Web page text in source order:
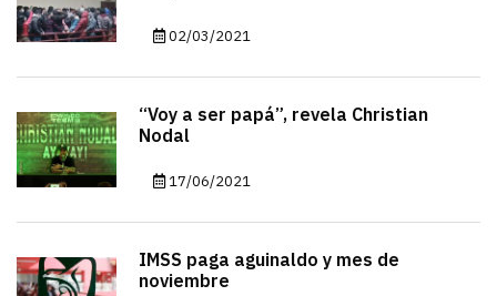
02/03/2021
“Voy a ser papá”, revela Christian
Nodal
17/06/2021
IMSS paga aguinaldo y mes de
noviembre